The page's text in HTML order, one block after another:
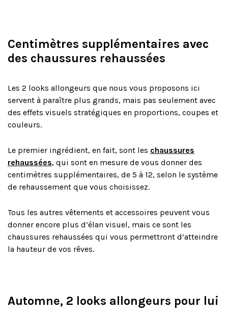
Centimètres supplémentaires avec
des chaussures rehaussées
Les 2 looks allongeurs que nous vous proposons ici
servent à paraître plus grands, mais pas seulement avec
des effets visuels stratégiques en proportions, coupes et
couleurs.
Le premier ingrédient, en fait, sont les chaussures
rehaussées, qui sont en mesure de vous donner des
centimètres supplémentaires, de 5 à 12, selon le système
de rehaussement que vous choisissez.
Tous les autres vêtements et accessoires peuvent vous
donner encore plus d’élan visuel, mais ce sont les
chaussures rehaussées qui vous permettront d’atteindre
la hauteur de vos rêves.
Automne, 2 looks allongeurs pour lui